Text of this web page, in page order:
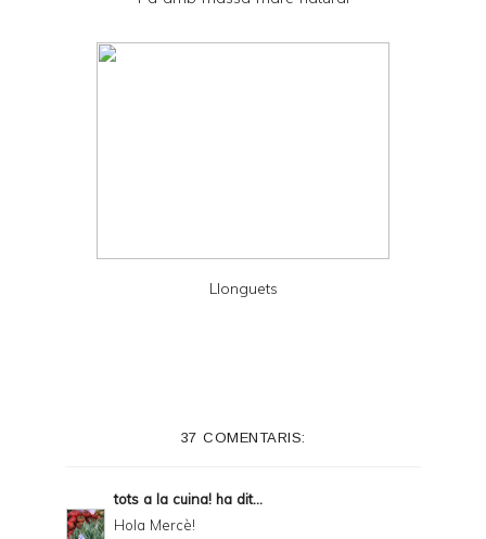
Llonguets
37 COMENTARIS:
tots a la cuina! ha dit...
Hola Mercè!